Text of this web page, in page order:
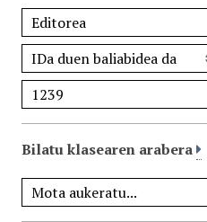
Bilatu klasearen arabera